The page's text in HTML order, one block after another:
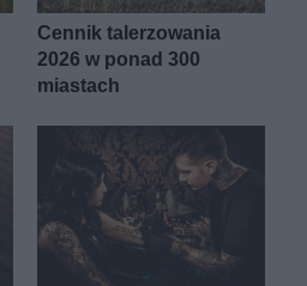
Cennik talerzowania
2026 w ponad 300
miastach